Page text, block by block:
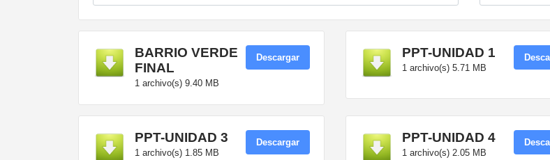
BARRIO VERDE
FINAL
1 archivo(s) 9.40 MB
Descargar PPT-UNIDAD 1
1 archivo(s)5.71 MB
PPT-UNIDAD 3
1 archivo(s) 1.85 MB
Descargar PPT-UNIDAD 4
1 archivo(s)2.05 MB